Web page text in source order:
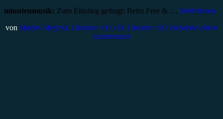
minutenmusik: Zum Einstieg gefragt: Beim Free & … Weiterlesen
von Marius Meyer6. Oktober 202520. Oktober 2025Schreibe einen
Kommentar